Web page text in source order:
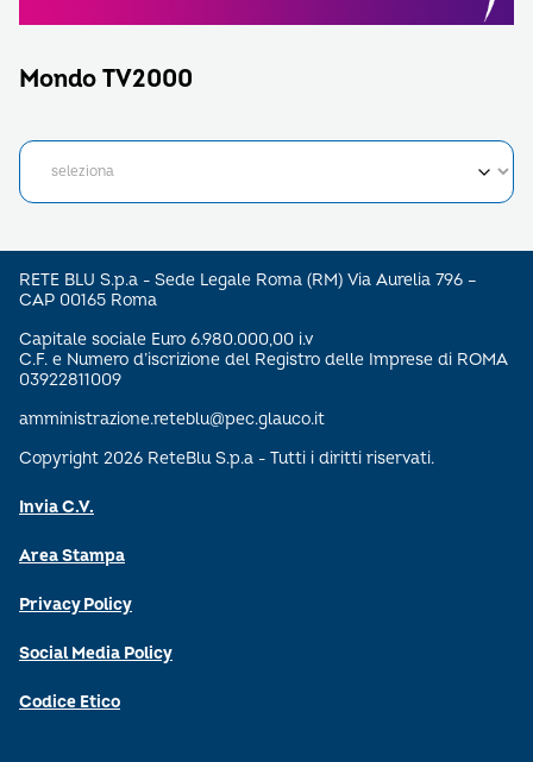
Mondo TV2000
RETE BLU S.p.a - Sede Legale Roma (RM) Via Aurelia 796 –
CAP 00165 Roma
Capitale sociale Euro 6.980.000,00 i.v
C.F. e Numero d’iscrizione del Registro delle Imprese di ROMA
03922811009
amministrazione.reteblu@pec.glauco.it
Copyright 2026 ReteBlu S.p.a - Tutti i diritti riservati.
Invia C.V.
Area Stampa
Privacy Policy
Social Media Policy
Codice Etico